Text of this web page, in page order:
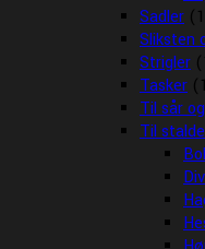
Sadler
Sliksten
Strigler
Tasker
Til sår
Til